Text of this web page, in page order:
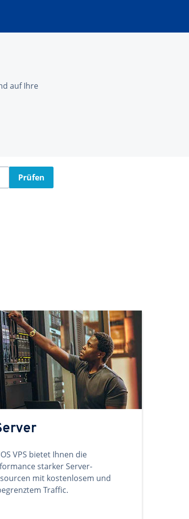
auf Ihre
Prüfen
VPS bietet Ihnen die
starker Server-
mit kostenlosem und
Traffic.